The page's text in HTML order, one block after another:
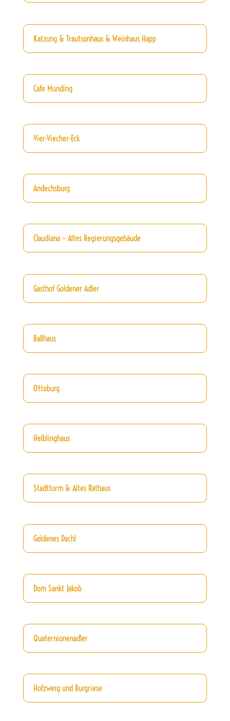
Katzung & Trautsonhaus & Weinhaus Happ
Cafe Munding
Vier-Viecher-Eck
Andechsburg
Claudiana – Altes Regierungsgebäude
Gasthof Goldener Adler
Ballhaus
Ottoburg
Helblinghaus
Stadtturm & Altes Rathaus
Goldenes Dachl
Dom Sankt Jakob
Quaternionenadler
Hofzwerg und Burgriese